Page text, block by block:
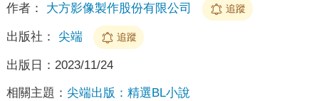
作者： 大方影像製作股份有限公司 追蹤
出版社： 尖端 追蹤
出版日： 2023/11/24
相關主題： 尖端出版：精選BL小說